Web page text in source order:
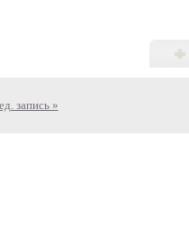
запись »